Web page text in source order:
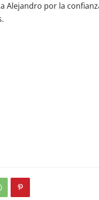
Alejandro por la